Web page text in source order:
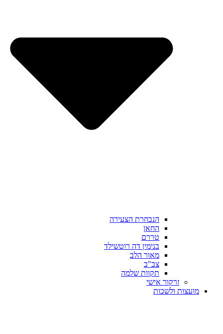
הנבחרת הצעירה
החאן
טררם
בנימין דה רוטשילד
מאור הלב
צב"ב
תקוות שלמה
זרקור אישי
מועצות ולשכות